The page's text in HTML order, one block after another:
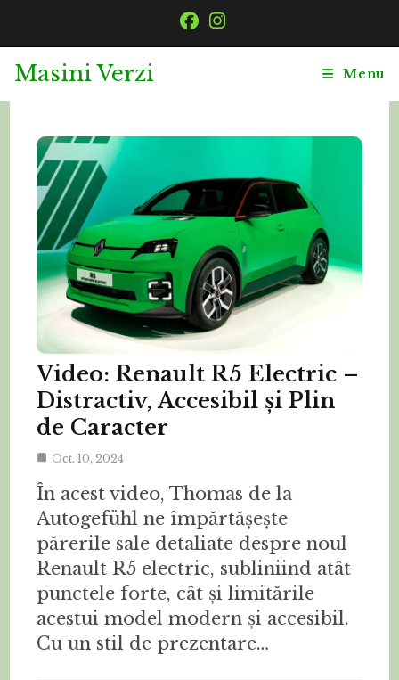
Masini Verzi Menu
Video: Renault R5 Electric –
Distractiv, Accesibil și Plin
de Caracter
Oct. 10, 2024
În acest video, Thomas de la
Autogefühl ne împărtășește
părerile sale detaliate despre noul
Renault R5 electric, subliniind atât
punctele forte, cât și limitările
acestui model modern și accesibil.
Cu un stil de prezentare…